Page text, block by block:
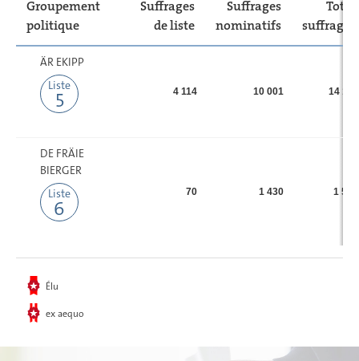
Groupement
politique
Suffrages
de liste
Suffrages
nominatifs
Total
suffrages
ÄR EKIPP
Liste
5 4 114 10 001 14 115
DE FRÄIE
BIERGER
Liste
6
70 1 430 1 500
Élu
ex aequo